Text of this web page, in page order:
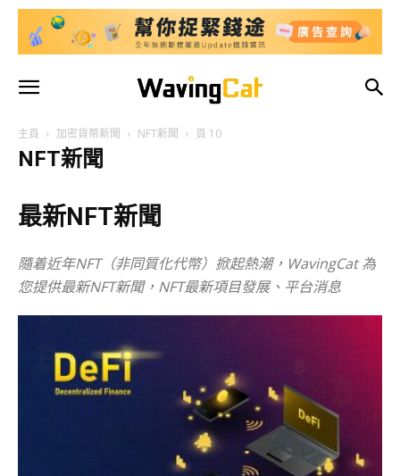
主頁 加密貨幣新聞 NFT新聞 頁 10
NFT新聞
最新NFT新聞
隨着近年NFT（非同質化代幣）掀起熱潮，WavingCat 為
您提供最新NFT新聞，NFT最新項目發展、平台消息